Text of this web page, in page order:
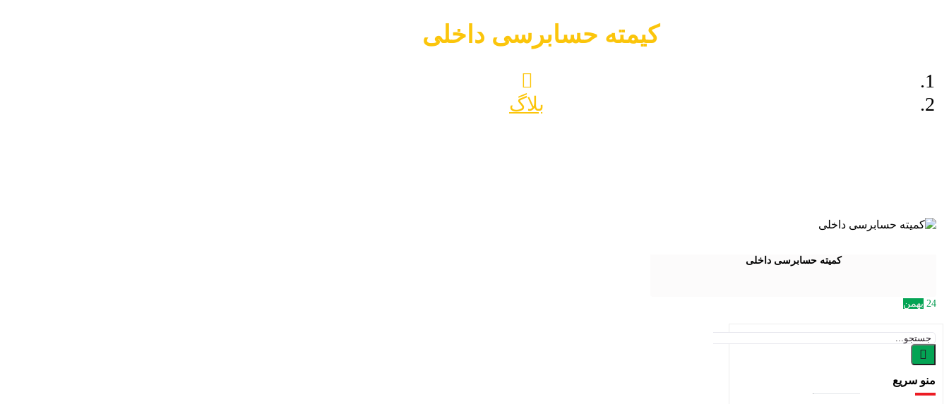
کیمته حسابرسی داخلی
بلاگ
کمیته حسابرسی داخلی
24 بهمن
منو سریع